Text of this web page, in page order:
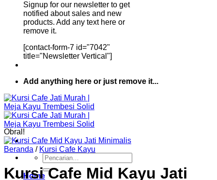
Signup for our newsletter to get
notified about sales and new
products. Add any text here or
remove it.
[contact-form-7 id="7042"
title="Newsletter Vertical"]
Add anything here or just remove it...
Pencarian
untuk:
Home
Obral!
Beranda / Kursi Cafe Kayu
Kursi Cafe Mid Kayu Jati